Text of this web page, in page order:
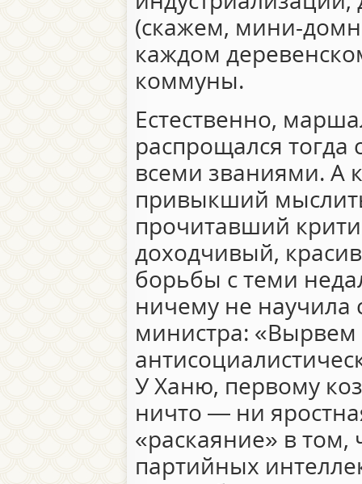
(скажем, мини-
каждом
коммуны.
Естественно,
распрощался
всеми званиями. А
привыкший
прочитавший
доходчивый,
борьбы с теми
ничему не научила
министра: «Вырвем
У Ханю, первому
ничто — ни
«раскаяние» в том,
партийных